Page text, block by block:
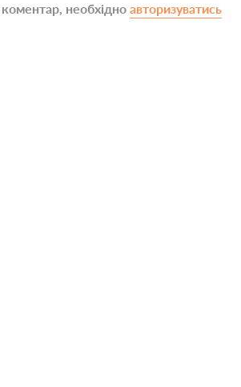
необхідно авторизуватись